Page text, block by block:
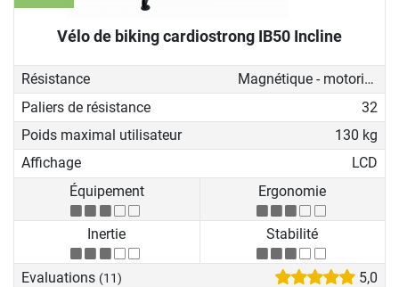
Vélo de biking cardiostrong IB50 Incline
Résistance
Magnétique - motorisé
Paliers de résistance
32
Poids maximal utilisateur
130 kg
Affichage
LCD
Équipement
Ergonomie
Inertie Stabilité
Evaluations (11) 5,0